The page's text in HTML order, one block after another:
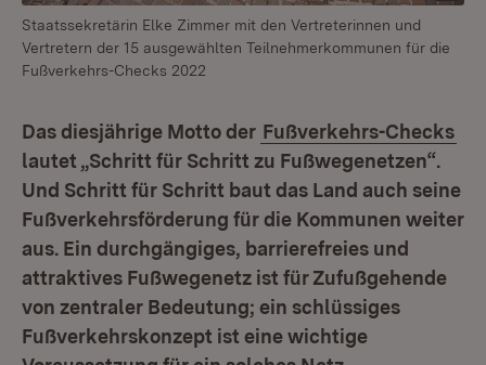
Staatssekretärin Elke Zimmer mit den Vertreterinnen und
Vertretern der 15 ausgewählten Teilnehmerkommunen für die
Fußverkehrs-Checks 2022
Das diesjährige Motto der Fußverkehrs-Checks
lautet „Schritt für Schritt zu Fußwegenetzen“.
Und Schritt für Schritt baut das Land auch seine
Fußverkehrsförderung für die Kommunen weiter
aus. Ein durchgängiges, barrierefreies und
attraktives Fußwegenetz ist für Zufußgehende
von zentraler Bedeutung; ein schlüssiges
Fußverkehrskonzept ist eine wichtige